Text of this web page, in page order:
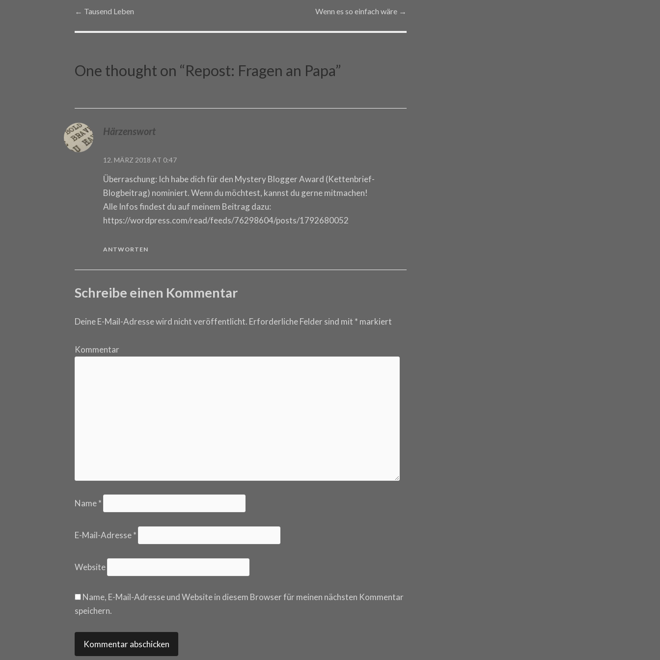
Post navigation
← Tausend Leben Wenn es so einfach wäre →
One thought on “Repost: Fragen an Papa”
Härzenswort
12. MÄRZ 2018 AT 0:47
Überraschung: Ich habe dich für den Mystery Blogger Award (Kettenbrief-
Blogbeitrag) nominiert. Wenn du möchtest, kannst du gerne mitmachen!
Alle Infos findest du auf meinem Beitrag dazu:
https://wordpress.com/read/feeds/76298604/posts/1792680052
ANTWORTEN
Schreibe einen Kommentar
Deine E-Mail-Adresse wird nicht veröffentlicht. Erforderliche Felder sind mit * markiert
Kommentar
Name*
E-Mail-Adresse*
Website
Name, E-Mail-Adresse und Website in diesem Browser für meinen nächsten Kommentar
speichern.